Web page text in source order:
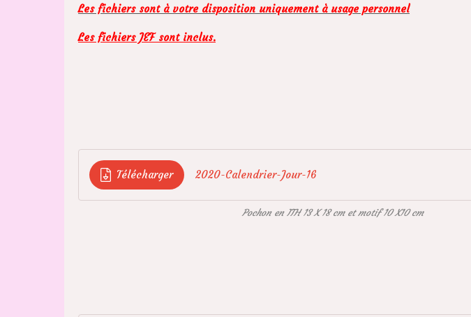
Les fichiers sont à votre disposition uniquement à usage personnel
Les fichiers JEF sont inclus.
Télécharger 2020-Calendrier-Jour-16
Pochon en ITH 13 X 18 cm et motif 10 X10 cm